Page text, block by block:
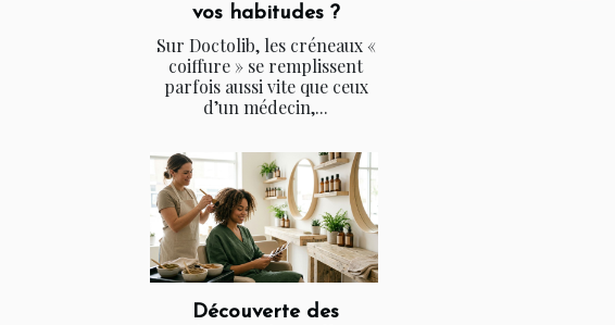
vos habitudes ?
Sur Doctolib, les créneaux «
coiffure » se remplissent
parfois aussi vite que ceux
d’un médecin,...
Découverte des